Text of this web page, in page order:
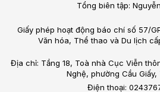
Tổng biên tập:
Giấy phép hoạt động báo chí số 57/
Văn hóa, Thể thao và Du lịch
Địa chỉ: Tầng 18, Toà nhà Cục Viễn
Nghệ, phường Cầu Giấy,
Điện thoại: